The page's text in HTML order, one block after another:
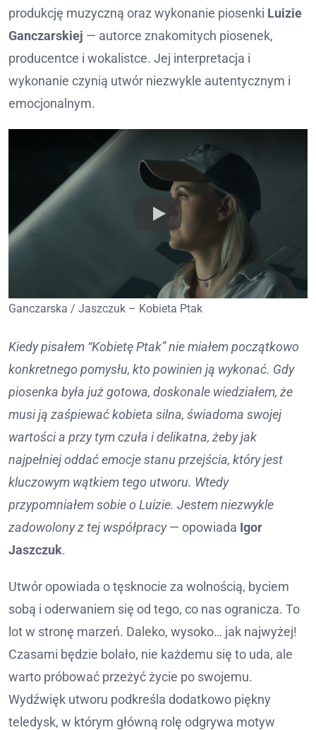
produkcję muzyczną oraz wykonanie piosenki Luizie
Ganczarskiej — autorce znakomitych piosenek,
producentce i wokalistce. Jej interpretacja i
wykonanie czynią utwór niezwykle autentycznym i
emocjonalnym.
Ganczarska / Jaszczuk – Kobieta Ptak
Kiedy pisałem “Kobietę Ptak” nie miałem początkowo
konkretnego pomysłu, kto powinien ją wykonać. Gdy
piosenka była już gotowa, doskonale wiedziałem, że
musi ją zaśpiewać kobieta silna, świadoma swojej
wartości a przy tym czuła i delikatna, żeby jak
najpełniej oddać emocje stanu przejścia, który jest
kluczowym wątkiem tego utworu. Wtedy
przypomniałem sobie o Luizie. Jestem niezwykle
zadowolony z tej współpracy— opowiada Igor
Jaszczuk.
Utwór opowiada o tęsknocie za wolnością, byciem
sobą i oderwaniem się od tego, co nas ogranicza. To
lot w stronę marzeń. Daleko, wysoko… jak najwyżej!
Czasami będzie bolało, nie każdemu się to uda, ale
warto próbować przeżyć życie po swojemu.
Wydźwięk utworu podkreśla dodatkowo piękny
teledysk, w którym główną rolę odgrywa motyw